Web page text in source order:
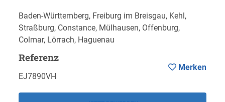
Baden-Württemberg, Freiburg im Breisgau, Kehl,
Straßburg, Constance, Mülhausen, Offenburg,
Colmar, Lörrach, Haguenau
Referenz
EJ7890VH
Merken